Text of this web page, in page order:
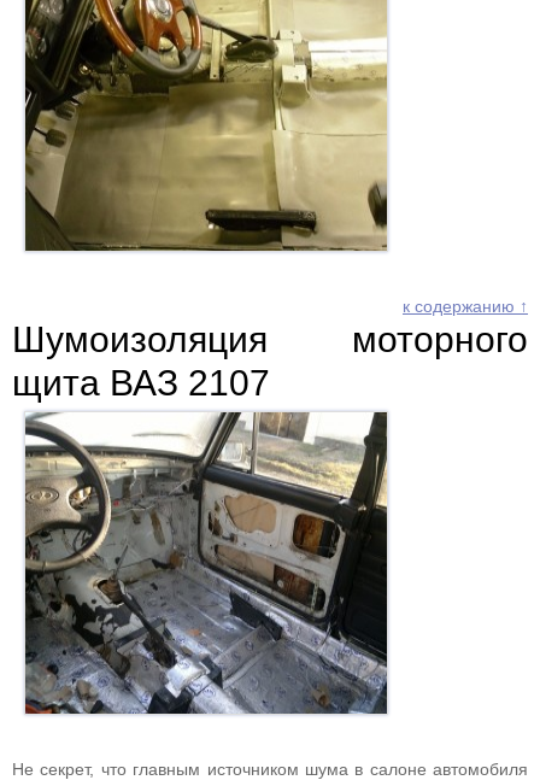
к содержанию ↑
Шумоизоляция моторного
щита ВАЗ 2107
Не секрет, что главным источником шума в салоне автомобиля